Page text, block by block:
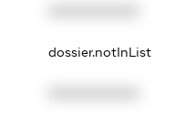
dossier.notInList